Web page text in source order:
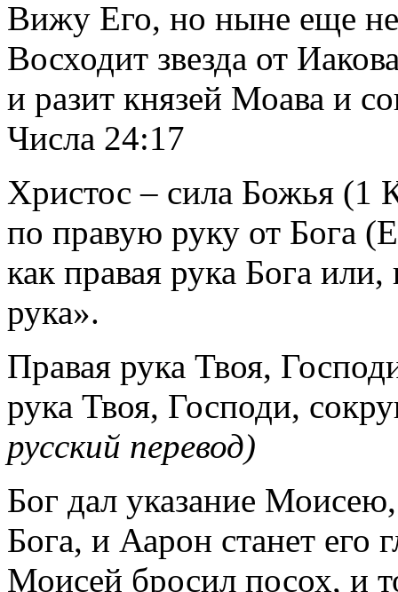
Вижу Его, но ныне еще
Восходит звезда от
и разит князей Моава и
Числа 24:17
Христос – сила Божья (1
по правую руку от Бога
как правая рука Бога
рука».
Правая рука Твоя,
рука Твоя, Господи,
русский перевод)
Бог дал указание
Бога, и Аарон станет его
Моисей бросил посох, и